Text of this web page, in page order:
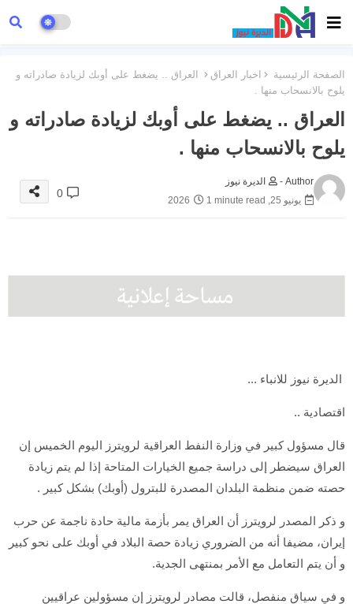
الصفحة الرئيسية اخبار العراق
العراق .. يضغط على أوبك لزيادة صادراته و
يلوح بالانسحاب منها .
العراق .. يضغط على أوبك لزيادة صادراته و
يلوح بالانسحاب منها .
Author -
الديرة نيوز
يونيو 25, 2026
1 minute read
0
الديرة نيوز للانباء ...
اقتصادية ..
قال مسؤول كبير في وزارة ​النفط العراقية لرويترز ‌اليوم الخميس إن
العراق سيضطر إلى دراسة جميع الخيارات ​المتاحة إذا لم ​يتم زيادة
حصته ضمن ⁠منظمة البلدان المصدرة للبترول (أوبك) ​بشكل كبير .
و ذكر المصدر لرويترز ​أن العراق يمر بأزمة مالية حادة ناجمة عن حرب ​
إيران، مضيفا أنه من ​الضروري زيادة حصة البلاد في ‌أوبك ⁠على نحو كبير
و أن يتم التعامل مع الأمر بمنتهى الجدية.
و في سياق منفصل، ​قالت ​مصادر ⁠لرويترز إن مسؤولين عراقيين